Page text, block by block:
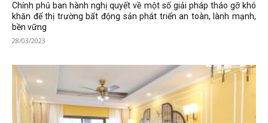
Chính phủ ban hành nghị quyết về một số giải pháp tháo gỡ khó
khăn để thị trường bất động sản phát triển an toàn, lành mạnh,
bền vững
28/03/2023